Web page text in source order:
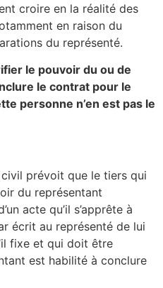
croire en la réalité des
en raison du
du représenté.
le pouvoir du ou de
le contrat pour le
personne n’en est pas le
civil prévoit que le tiers qui
du représentant
acte qu’il s’apprête à
écrit au représenté de lui
fixe et qui doit être
est habilité à conclure